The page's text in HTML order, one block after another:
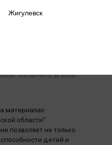
Наличие в магазинах
материалах
области"
позволяет не только
детей и
Жигулевск